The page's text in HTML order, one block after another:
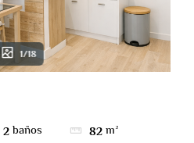
1/18
2 baños 82m²